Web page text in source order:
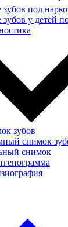
зубов под
у детей
зубов
снимок
снимок